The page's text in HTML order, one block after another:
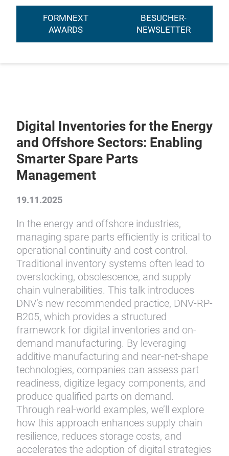
FORMNEXT
AWARDS
BESUCHER-
NEWSLETTER
Digital Inventories for the Energy
and Offshore Sectors: Enabling
Smarter Spare Parts
Management
19.11.2025
In the energy and offshore industries,
managing spare parts efficiently is critical to
operational continuity and cost control.
Traditional inventory systems often lead to
overstocking, obsolescence, and supply
chain vulnerabilities. This talk introduces
DNV’s new recommended practice, DNV-RP-
B205, which provides a structured
framework for digital inventories and on-
demand manufacturing. By leveraging
additive manufacturing and near-net-shape
technologies, companies can assess part
readiness, digitize legacy components, and
produce qualified parts on demand.
Through real-world examples, we’ll explore
how this approach enhances supply chain
resilience, reduces storage costs, and
accelerates the adoption of digital strategies